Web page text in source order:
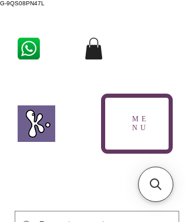
G-9QS08PN47L
ME
NU